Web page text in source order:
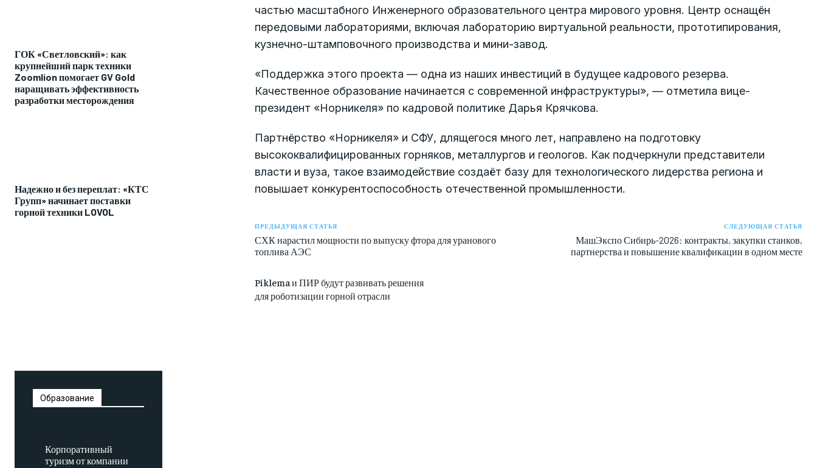
ГОК «Светловский»: как
крупнейший парк техники
Zoomlion помогает GV Gold
наращивать эффективность
разработки месторождения
Надежно и без переплат: «КТС
Групп» начинает поставки
горной техники LOVOL
Образование
Корпоративный
туризм от компании
частью масштабного Инженерного образовательного центра мирового уровня. Центр оснащён
передовыми лабораториями, включая лабораторию виртуальной реальности, прототипирования,
кузнечно-штамповочного производства и мини-завод.
«Поддержка этого проекта — одна из наших инвестиций в будущее кадрового резерва.
Качественное образование начинается с современной инфраструктуры», — отметила вице-
президент «Норникеля» по кадровой политике Дарья Крячкова.
Партнёрство «Норникеля» и СФУ, длящегося много лет, направлено на подготовку
высококвалифицированных горняков, металлургов и геологов. Как подчеркнули представители
власти и вуза, такое взаимодействие создаёт базу для технологического лидерства региона и
повышает конкурентоспособность отечественной промышленности.
ПРЕДЫДУЩАЯ СТАТЬЯ
СХК нарастил мощности по выпуску фтора для уранового
топлива АЭС
СЛЕДУЮЩАЯ СТАТЬЯ
МашЭкспо Сибирь-2026: контракты, закупки станков,
партнерства и повышение квалификации в одном месте
Piklema и ПИР будут развивать решения
для роботизации горной отрасли